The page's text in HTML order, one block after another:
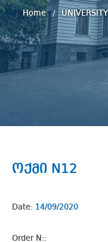
Home
ოქმი N12
Date: 14/09/2020
Order N::